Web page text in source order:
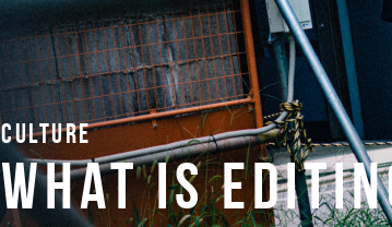
CULTURE
What is